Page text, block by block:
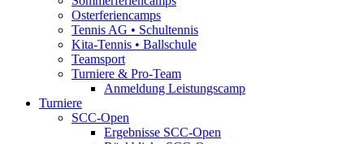
Osterferiencamps
Tennis AG • Schultennis
Kita-Tennis • Ballschule
Teamsport
Turniere & Pro-Team
Anmeldung Leistungscamp
Turniere
SCC-Open
Ergebnisse SCC-Open